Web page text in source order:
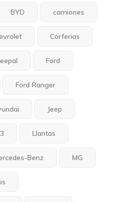
BYD camiones
Corferias
Ford
Ford Ranger
Jeep
Llantas
Benz MG